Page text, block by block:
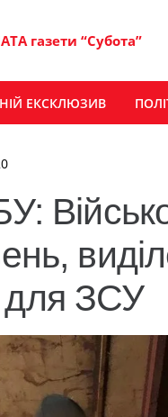
газети “Субота”
ЕКСКЛЮЗИВ
для ЗСУ